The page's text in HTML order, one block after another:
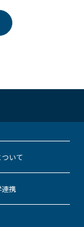
いて
連携